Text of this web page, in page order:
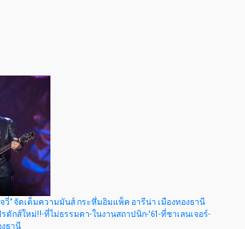
โจวี่” จัดเต็มความมันส์ กระหึ่มอิมแพ็ค อารีน่า เมืองทองธานี